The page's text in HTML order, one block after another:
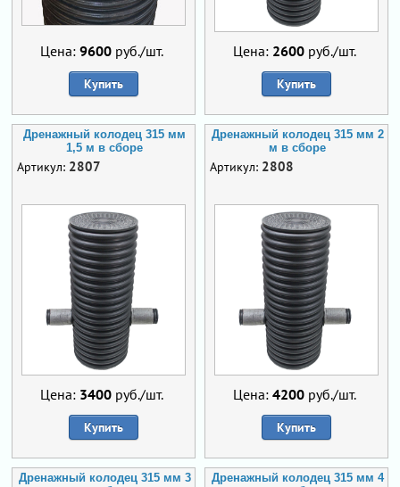
Цена: 9600руб./шт.
Купить
Цена: 2600руб./шт.
Купить
Дренажный колодец 315 мм
1,5 м в сборе
Артикул: 2807
Цена: 3400руб./шт.
Купить
Дренажный колодец 315 мм 2
м в сборе
Артикул: 2808
Цена: 4200руб./шт.
Купить
Дренажный колодец 315 мм 3
Дренажный колодец 315 мм 4